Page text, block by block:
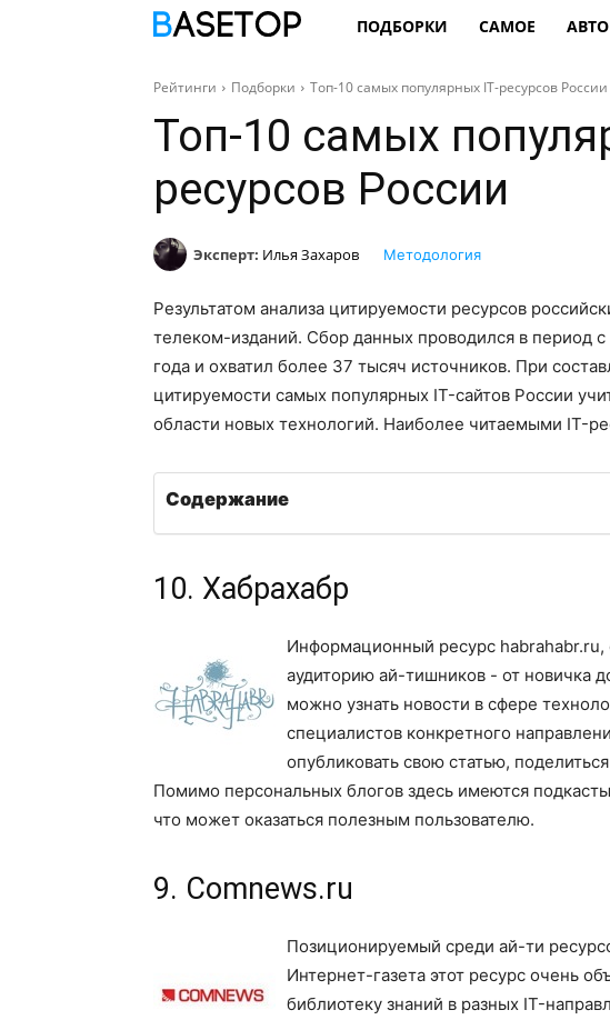
ПОДБОРКИ САМОЕ АВТО
Рейтинги Подборки Топ-10 самых популярных IT-ресурсов России
Топ-10 самых
ресурсов России
Эксперт: Илья Захаров Методология
Результатом анализа цитируемости ресурсов
телеком-изданий. Сбор данных проводился в период
года и охватил более 37 тысяч источников. При
цитируемости самых популярных IT-сайтов России
области новых технологий. Наиболее читаемыми IT-
Содержание
10. Хабрахабр
Информационный ресурс
аудиторию ай-тишников - от новичка
можно узнать новости в сфере
специалистов конкретного
опубликовать свою статью,
Помимо персональных блогов здесь имеются
что может оказаться полезным пользователю.
9. Comnews.ru
Позиционируемый среди ай-ти
Интернет-газета этот ресурс очень
библиотеку знаний в разных IT-